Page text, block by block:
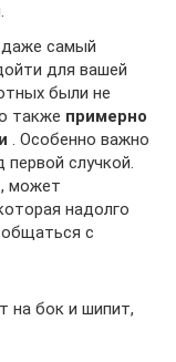
самый
для вашей
были не
также примерно
. Особенно важно
случкой.
может
надолго
с
на бок и шипит,